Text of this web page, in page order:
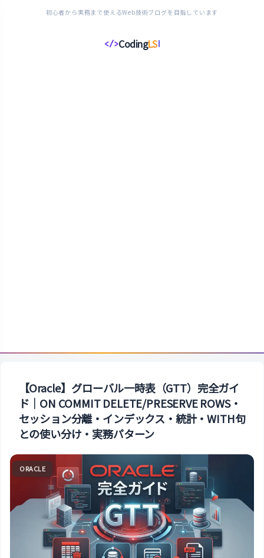
初心者から実務まで使えるWeb技術ブログを目指しています
</>CodingLS
コ
【Oracle】グローバル一時表（GTT）完全ガイ
ド｜ON COMMIT DELETE/PRESERVE ROWS・
セッション分離・インデックス・統計・WITH句
との使い分け・実務パターン
ORACLE